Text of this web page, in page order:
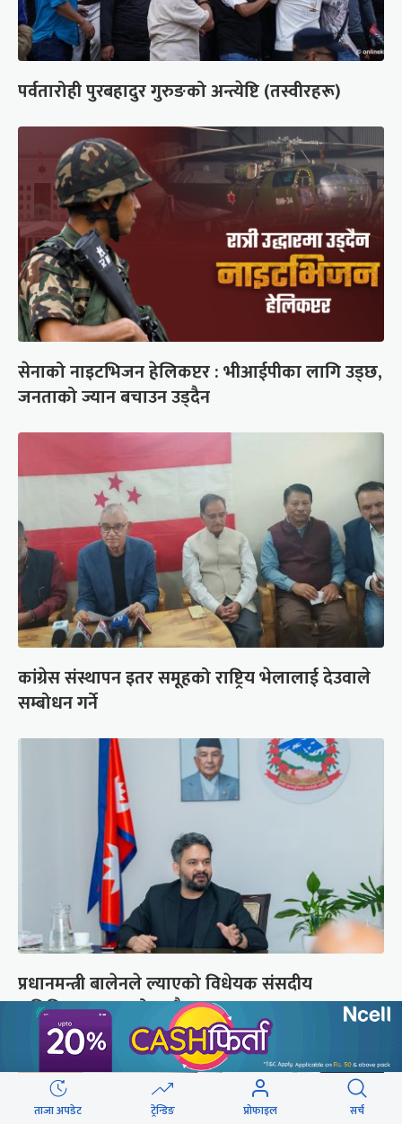
पर्वतारोही पुरबहादुर गुरुङको अन्त्येष्टि (तस्वीरहरू)
सेनाको नाइटभिजन हेलिकप्टर : भीआईपीका लागि उड्छ,
जनताको ज्यान बचाउन उड्दैन
कांग्रेस संस्थापन इतर समूहको राष्ट्रिय भेलालाई देउवाले
सम्बोधन गर्ने
प्रधानमन्त्री बालेनले ल्याएको विधेयक संसदीय
समितिबाट जस्ताको तस्तै सदर
ताजा अपडेट ट्रेन्डिङ प्रोफाइल सर्च